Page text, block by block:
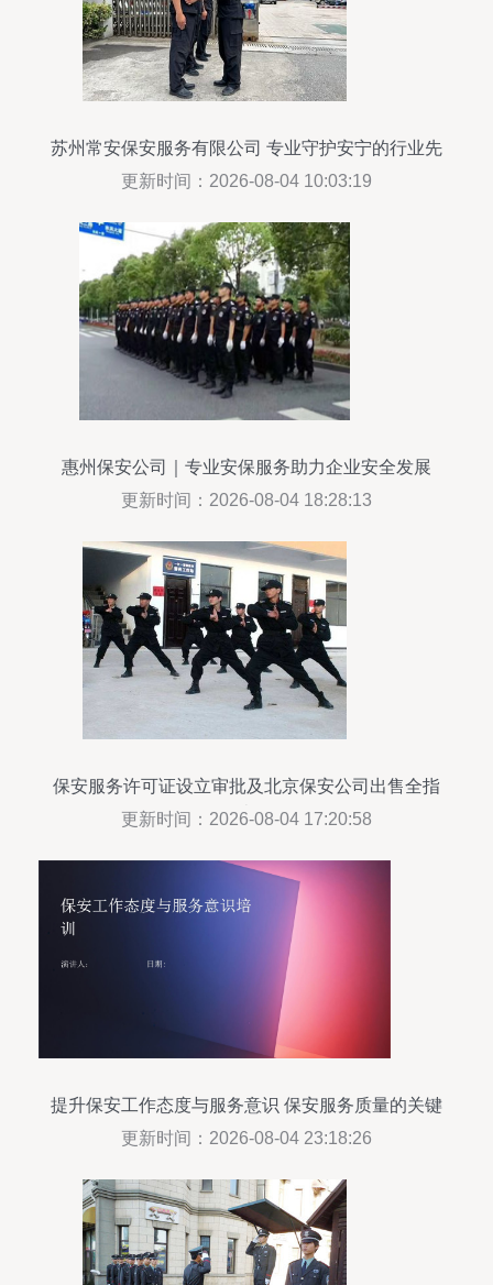
苏州常安保安服务有限公司 专业守护安宁的行业先
锋
更新时间：2026-08-04 10:03:19
惠州保安公司｜专业安保服务助力企业安全发展
更新时间：2026-08-04 18:28:13
保安服务许可证设立审批及北京保安公司出售全指
南
更新时间：2026-08-04 17:20:58
提升保安工作态度与服务意识 保安服务质量的关键
更新时间：2026-08-04 23:18:26